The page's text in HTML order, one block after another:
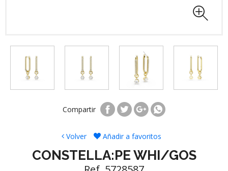
Compartir
Volver Añadir a favoritos
CONSTELLA:PE WHI/GOS